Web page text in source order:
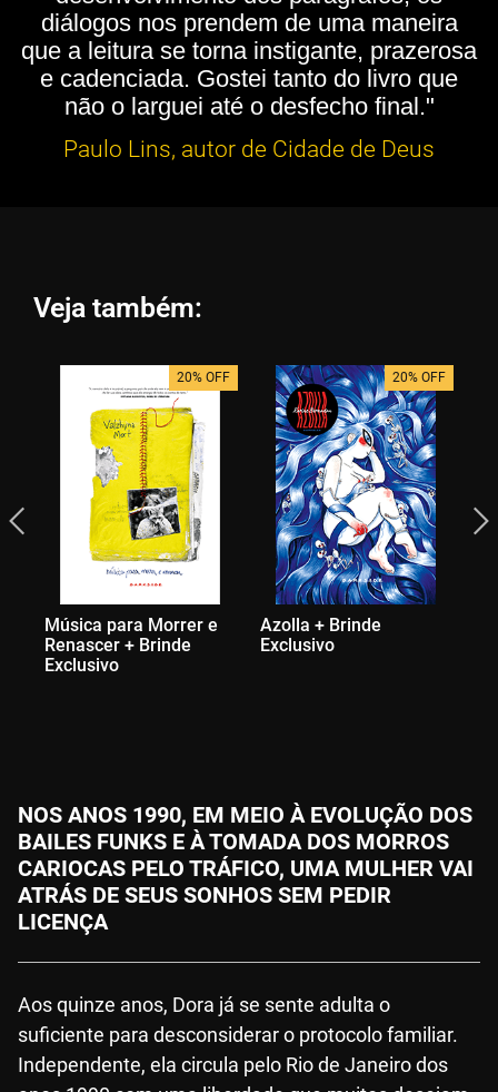
diálogos nos prendem de uma maneira
que a leitura se torna instigante, prazerosa
e cadenciada. Gostei tanto do livro que
não o larguei até o desfecho final."
Paulo Lins, autor de Cidade de Deus
Veja também:
20% OFF
Música para Morrer e
Renascer + Brinde
Exclusivo
20% OFF
Azolla + Brinde
Exclusivo
NOS ANOS 1990, EM MEIO À EVOLUÇÃO DOS
BAILES FUNKS E À TOMADA DOS MORROS
CARIOCAS PELO TRÁFICO, UMA MULHER VAI
ATRÁS DE SEUS SONHOS SEM PEDIR
LICENÇA
Aos quinze anos, Dora já se sente adulta o
suficiente para desconsiderar o protocolo familiar.
Independente, ela circula pelo Rio de Janeiro dos